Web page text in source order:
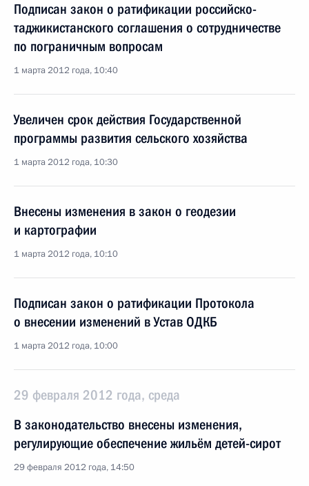
Подписан закон о ратификации российско-
таджикистанского соглашения о сотрудничестве
по пограничным вопросам
1 марта 2012 года, 10:40
Увеличен срок действия Государственной
программы развития сельского хозяйства
1 марта 2012 года, 10:30
Внесены изменения в закон о геодезии
и картографии
1 марта 2012 года, 10:10
Подписан закон о ратификации Протокола
о внесении изменений в Устав ОДКБ
1 марта 2012 года, 10:00
29 февраля 2012 года, среда
В законодательство внесены изменения,
регулирующие обеспечение жильём детей-сирот
29 февраля 2012 года, 14:50